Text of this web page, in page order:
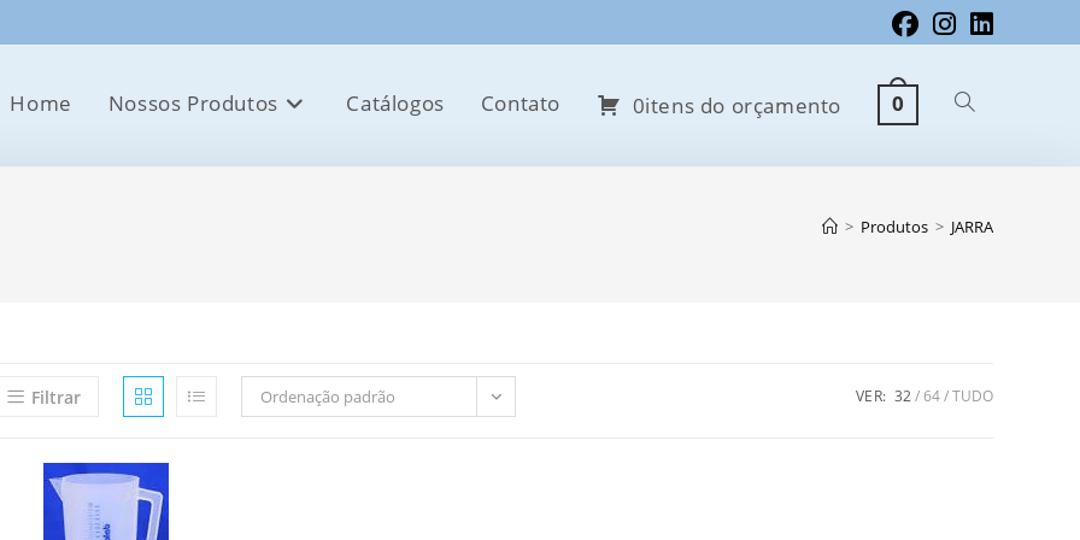
Home Nossos Produtos Catálogos Contato 0itens do orçamento 0 Alternar
pesquisa
> Produtos > JARRA
Filtrar Ordenação padrão VER: 32 64 TUDO